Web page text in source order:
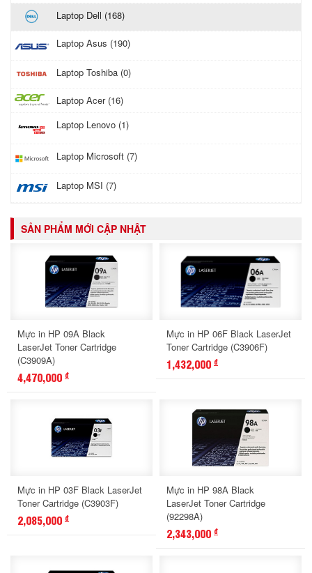
Laptop Dell (168)
Laptop Asus (190)
Laptop Toshiba (0)
Laptop Acer (16)
Laptop Lenovo (1)
Laptop Microsoft (7)
Laptop MSI (7)
SẢN PHẨM MỚI CẬP NHẬT
Mực in HP 09A Black
LaserJet Toner Cartridge
(C3909A)
4,470,000 đ
Mực in HP 06F Black LaserJet
Toner Cartridge (C3906F)
1,432,000 đ
Mực in HP 03F Black LaserJet
Toner Cartridge (C3903F)
2,085,000 đ
Mực in HP 98A Black
LaserJet Toner Cartridge
(92298A)
2,343,000 đ